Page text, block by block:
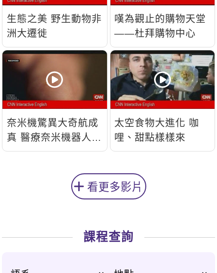
生態之美 野生動物非
洲大遷徙
嘆為觀止的購物天堂
——杜拜購物中心
奈米機驚異大奇航成
真 醫療奈米機器人問
世
太空食物大進化 咖
哩、甜點樣樣來
看更多影片
課程查詢